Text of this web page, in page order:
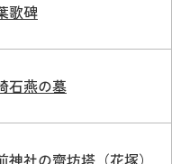
歌碑
石燕の墓